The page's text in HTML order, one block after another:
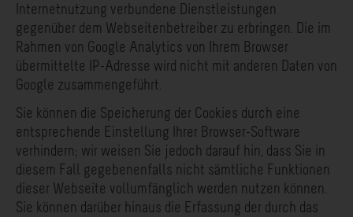
Internetnutzung verbundene Dienstleistungen
gegenüber dem Webseitenbetreiber zu erbringen. Die im
Rahmen von Google Analytics von Ihrem Browser
übermittelte IP-Adresse wird nicht mit anderen Daten von
Google zusammengeführt.
Sie können die Speicherung der Cookies durch eine
entsprechende Einstellung Ihrer Browser-Software
verhindern; wir weisen Sie jedoch darauf hin, dass Sie in
diesem Fall gegebenenfalls nicht sämtliche Funktionen
dieser Webseite vollumfänglich werden nutzen können.
Sie können darüber hinaus die Erfassung der durch das